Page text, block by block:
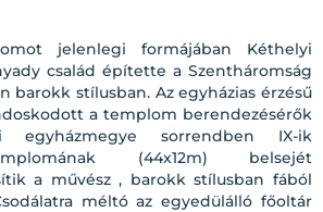
jelenlegi formájában Kéthelyi
család építette a Szentháromság
barokk stílusban. Az egyházias érzésű
a templom berendezésérők
sorrendben IX-ik
(44x12m) belsejét
a művész , barokk stílusban fából
méltó az egyedülálló főoltár